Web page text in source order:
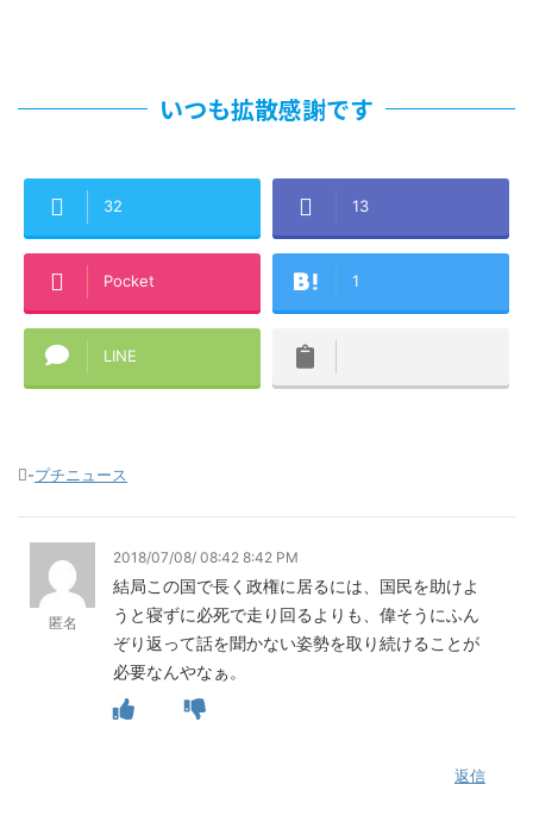
いつも拡散感謝です
32 13
Pocket 1
LINE
-プチニュース
匿名
2018/07/08/ 08:42 8:42 PM
結局この国で長く政権に居るには、国民を助けよ
うと寝ずに必死で走り回るよりも、偉そうにふん
ぞり返って話を聞かない姿勢を取り続けることが
必要なんやなぁ。
返信